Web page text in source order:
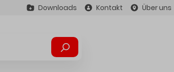
Downloads Kontakt Über uns